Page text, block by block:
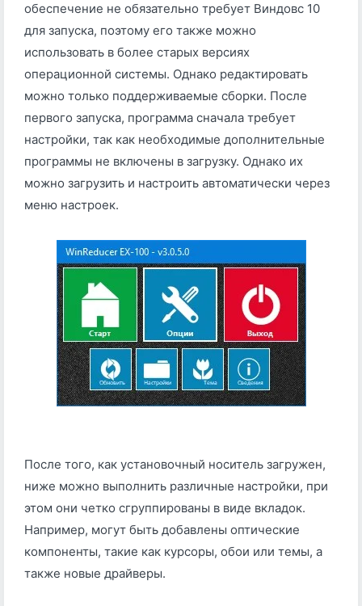
обеспечение не обязательно требует Виндовс 10
для запуска, поэтому его также можно
использовать в более старых версиях
операционной системы. Однако редактировать
можно только поддерживаемые сборки. После
первого запуска, программа сначала требует
настройки, так как необходимые дополнительные
программы не включены в загрузку. Однако их
можно загрузить и настроить автоматически через
меню настроек.
После того, как установочный носитель загружен,
ниже можно выполнить различные настройки, при
этом они четко сгруппированы в виде вкладок.
Например, могут быть добавлены оптические
компоненты, такие как курсоры, обои или темы, а
также новые драйверы.